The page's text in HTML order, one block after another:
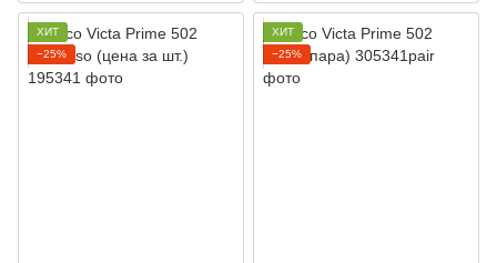
ХИТ
−25%
ХИТ
−25%